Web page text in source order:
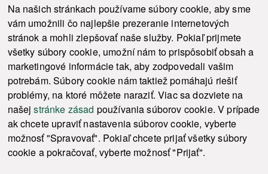
Na našich stránkach používame súbory cookie, aby sme
vám umožnili čo najlepšie prezeranie internetových
stránok a mohli zlepšovať naše služby. Pokiaľ prijmete
všetky súbory cookie, umožní nám to prispôsobiť obsah a
marketingové informácie tak, aby zodpovedali vašim
potrebám. Súbory cookie nám taktiež pomáhajú riešiť
problémy, na ktoré môžete naraziť. Viac sa dozviete na
našejstránke zásad používania súborov cookie. V prípade
ak chcete upraviť nastavenia súborov cookie, vyberte
možnosť "Spravovať". Pokiaľ chcete prijať všetky súbory
cookie a pokračovať, vyberte možnosť "Prijať".
Odoslať
© 2021-2026 ku.sk. Všetky práva vyhradené. | Ochrana osobných údajov
Vyhlásenie o prístupnosti |
Admin
This site is protected by reCAPTCHA and the Google Privacy Policy and Terms of
Service
apply.